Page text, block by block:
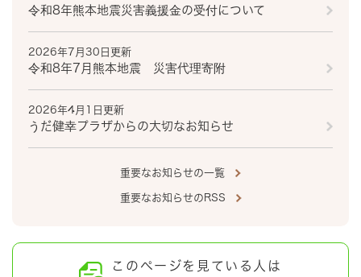
令和8年熊本地震災害義援金の受付について
2026年7月30日更新
令和8年7月熊本地震 災害代理寄附
2026年4月1日更新
うだ健幸プラザからの大切なお知らせ
重要なお知らせの一覧
重要なお知らせのRSS
このページを見ている人は